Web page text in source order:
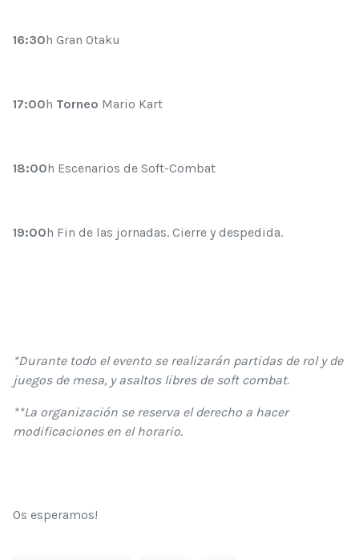
16:30h Gran Otaku
17:00h Torneo Mario Kart
18:00h Escenarios de Soft-Combat
19:00h Fin de las jornadas. Cierre y despedida.
*Durante todo el evento se realizarán partidas de rol y de
juegos de mesa, y asaltos libres de soft combat.
**La organización se reserva el derecho a hacer
modificaciones en el horario.
Os esperamos!